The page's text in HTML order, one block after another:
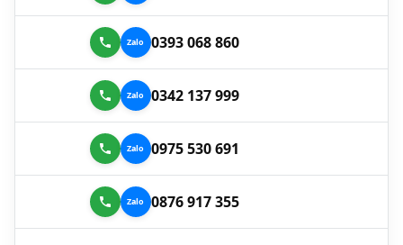
0393 068 860
0342 137 999
0975 530 691
0876 917 355